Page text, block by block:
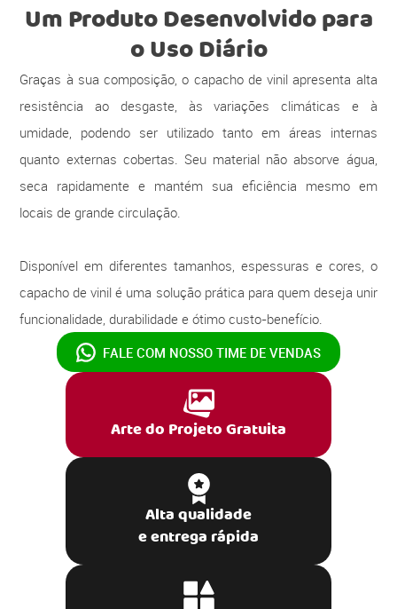
Um Produto Desenvolvido para
o Uso Diário
Graças à sua composição, o capacho de vinil apresenta alta
resistência ao desgaste, às variações climáticas e à
umidade, podendo ser utilizado tanto em áreas internas
quanto externas cobertas. Seu material não absorve água,
seca rapidamente e mantém sua eficiência mesmo em
locais de grande circulação.
Disponível em diferentes tamanhos, espessuras e cores, o
capacho de vinil é uma solução prática para quem deseja unir
funcionalidade, durabilidade e ótimo custo-benefício.
FALE COM NOSSO TIME DE VENDAS
Arte do Projeto Gratuita
Alta qualidade
e entrega rápida